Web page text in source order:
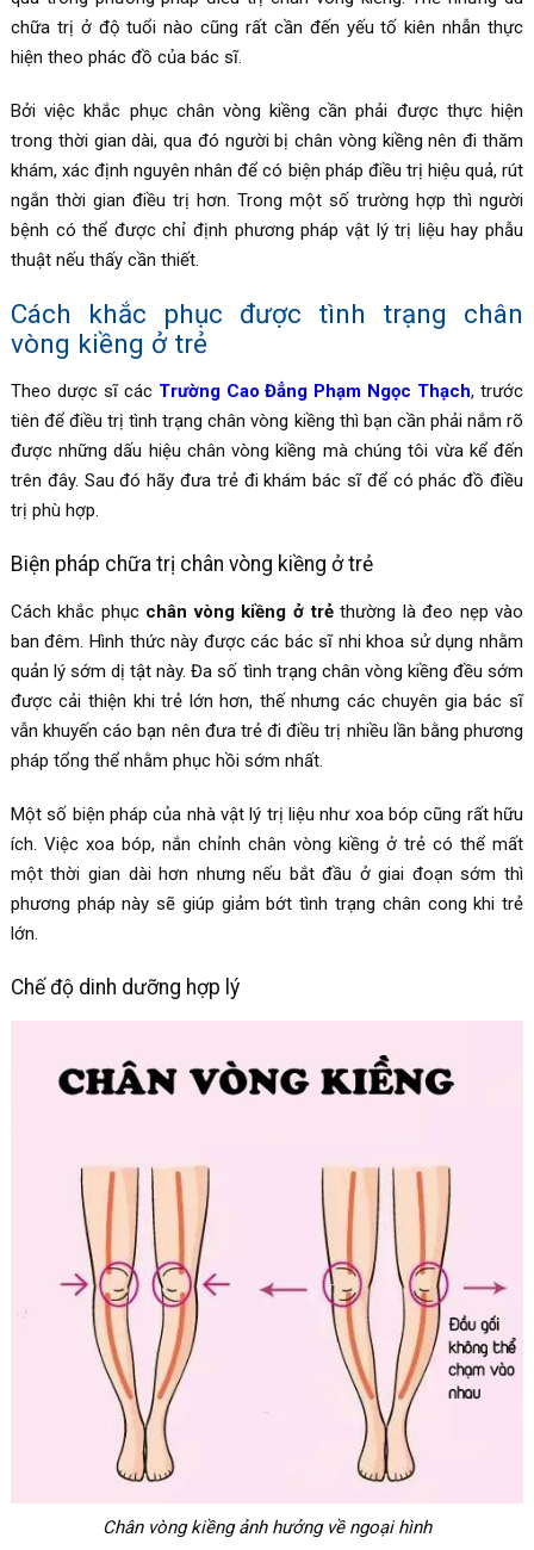
chữa trị ở độ tuổi nào cũng rất cần đến yếu tố kiên nhẫn thực
hiện theo phác đồ của bác sĩ.
Bởi việc khắc phục chân vòng kiềng cần phải được thực hiện
trong thời gian dài, qua đó người bị chân vòng kiềng nên đi thăm
khám, xác định nguyên nhân để có biện pháp điều trị hiệu quả, rút
ngắn thời gian điều trị hơn. Trong một số trường hợp thì người
bệnh có thể được chỉ định phương pháp vật lý trị liệu hay phẫu
thuật nếu thấy cần thiết.
Cách khắc phục được tình trạng chân
vòng kiềng ở trẻ
Theo dược sĩ các Trường Cao Đẳng Phạm Ngọc Thạch, trước
tiên để điều trị tình trạng chân vòng kiềng thì bạn cần phải nắm rõ
được những dấu hiệu chân vòng kiềng mà chúng tôi vừa kể đến
trên đây. Sau đó hãy đưa trẻ đi khám bác sĩ để có phác đồ điều
trị phù hợp.
Biện pháp chữa trị chân vòng kiềng ở trẻ
Cách khắc phục chân vòng kiềng ở trẻthường là đeo nẹp vào
ban đêm. Hình thức này được các bác sĩ nhi khoa sử dụng nhằm
quản lý sớm dị tật này. Đa số tình trạng chân vòng kiềng đều sớm
được cải thiện khi trẻ lớn hơn, thế nhưng các chuyên gia bác sĩ
vẫn khuyến cáo bạn nên đưa trẻ đi điều trị nhiều lần bằng phương
pháp tổng thể nhằm phục hồi sớm nhất.
Một số biện pháp của nhà vật lý trị liệu như xoa bóp cũng rất hữu
ích. Việc xoa bóp, nắn chỉnh chân vòng kiềng ở trẻ có thể mất
một thời gian dài hơn nhưng nếu bắt đầu ở giai đoạn sớm thì
phương pháp này sẽ giúp giảm bớt tình trạng chân cong khi trẻ
lớn.
Chế độ dinh dưỡng hợp lý
Chân vòng kiềng ảnh hưởng về ngoại hình